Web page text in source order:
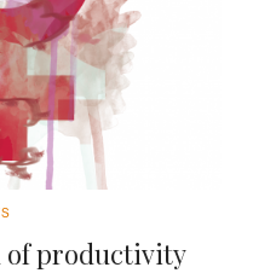
productivity